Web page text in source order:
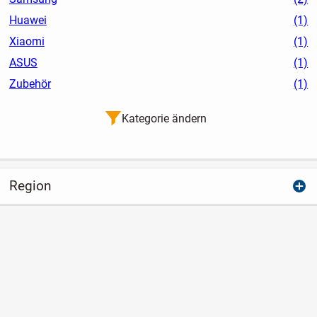
Huawei
(1)
Xiaomi
(1)
ASUS
(1)
Zubehör
(1)
Kategorie ändern
Region